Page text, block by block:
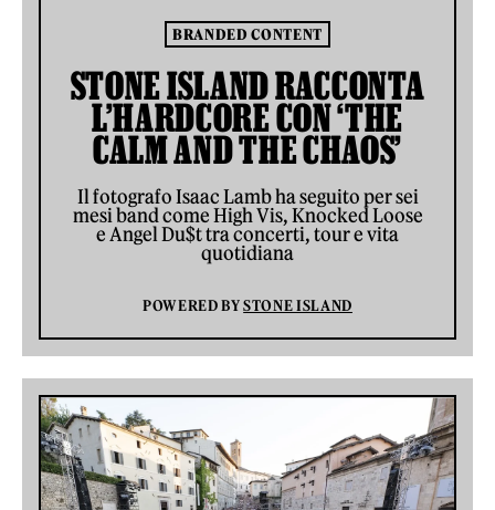
BRANDED CONTENT
STONE ISLAND RACCONTA
L’HARDCORE CON ‘THE
CALM AND THE CHAOS’
Il fotografo Isaac Lamb ha seguito per sei
mesi band come High Vis, Knocked Loose
e Angel Du$t tra concerti, tour e vita
quotidiana
POWERED BYSTONE ISLAND